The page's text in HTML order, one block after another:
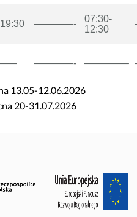
————-
07:30-
12:30
————- ————–
13.05-12.06.2026
20-31.07.2026